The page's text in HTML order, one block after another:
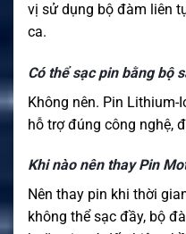
vị sử dụng bộ đàm liên
ca.
Có thể sạc pin bằng bộ
Không nên. Pin
hỗ trợ đúng công nghệ,
Khi nào nên thay Pin
Nên thay pin khi thời
không thể sạc đầy, bộ